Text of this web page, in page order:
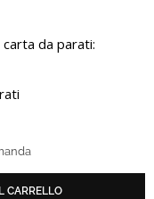
da parati:
CARRELLO